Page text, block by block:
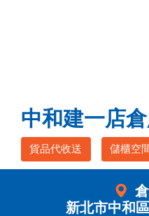
中和建一店
貨品代收送 儲櫃空
新北市中和